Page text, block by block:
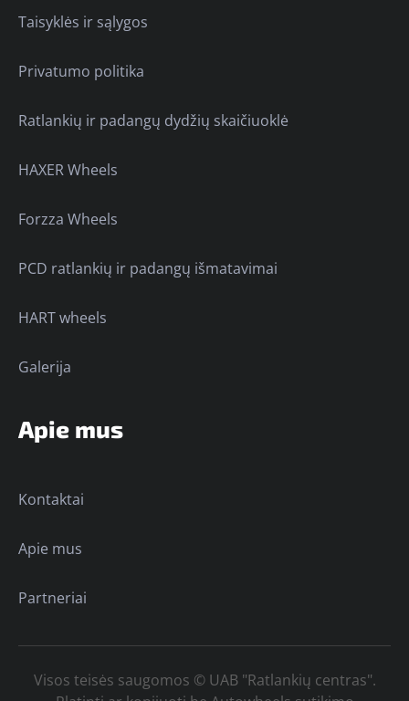
Taisyklės ir sąlygos
Privatumo politika
Ratlankių ir padangų dydžių skaičiuoklė
HAXER Wheels
Forzza Wheels
PCD ratlankių ir padangų išmatavimai
HART wheels
Galerija
Apie mus
Kontaktai
Apie mus
Partneriai
Visos teisės saugomos © UAB "Ratlankių centras".